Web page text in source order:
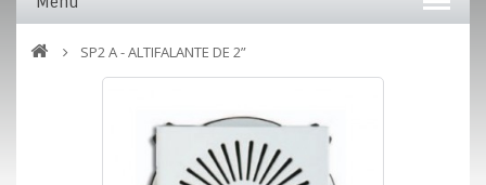
SP2 A - ALTIFALANTE DE 2”